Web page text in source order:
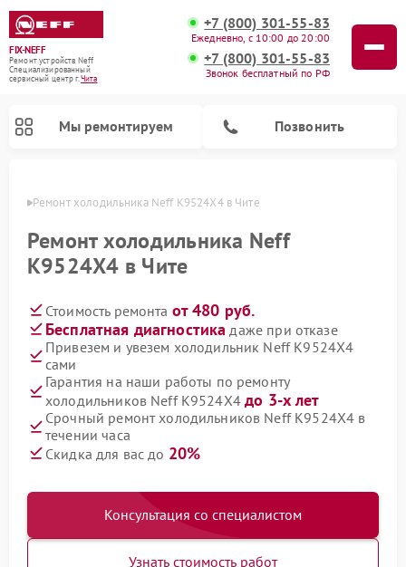
FIX-NEFF
Ремонт устройств Neff
Специализированный
cервисный центр г.Чита
+7 (800) 301-55-83
Ежедневно, с 10:00 до 20:00
+7 (800) 301-55-83
Звонок бесплатный по РФ
Мы ремонтируем Позвонить
Ремонт холодильника Neff K9524X4 в Чите
Ремонт холодильника Neff
K9524X4 в Чите
Стоимость ремонта от 480 руб.
Бесплатная диагностика даже при отказе
Привезем и увезем холодильник Neff K9524X4
сами
Гарантия на наши работы по ремонту
холодильников Neff K9524X4до 3-х лет
Срочный ремонт холодильников Neff K9524X4 в
течении часа
Скидка для вас до 20%
Консультация со специалистом
Узнать стоимость работ